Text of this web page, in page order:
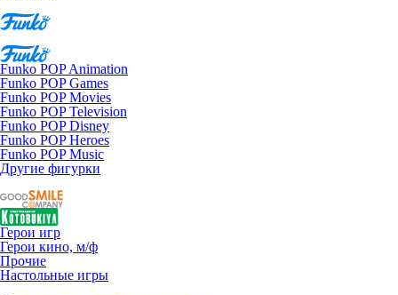
Funko POP Animation
Funko POP Games
Funko POP Movies
Funko POP Television
Funko POP Disney
Funko POP Heroes
Funko POP Music
Другие фигурки
Герои игр
Герои кино, м/ф
Прочие
Настольные игры